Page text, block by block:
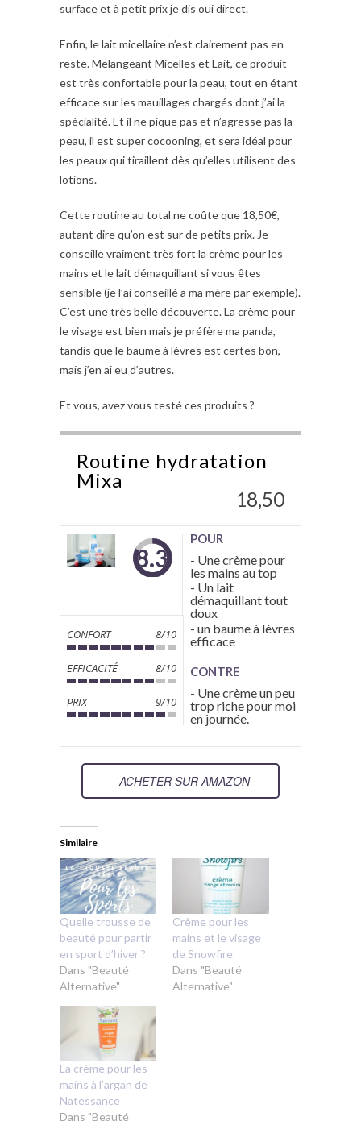
surface et à petit prix je dis oui direct.
Enfin, le lait micellaire n’est clairement pas en
reste. Melangeant Micelles et Lait, ce produit
est très confortable pour la peau, tout en étant
efficace sur les mauillages chargés dont j’ai la
spécialité. Et il ne pique pas et n’agresse pas la
peau, il est super cocooning, et sera idéal pour
les peaux qui tiraillent dès qu’elles utilisent des
lotions.
Cette routine au total ne coûte que 18,50€,
autant dire qu’on est sur de petits prix. Je
conseille vraiment très fort la crème pour les
mains et le lait démaquillant si vous êtes
sensible (je l’ai conseillé a ma mère par exemple).
C’est une très belle découverte. La crème pour
le visage est bien mais je préfère ma panda,
tandis que le baume à lèvres est certes bon,
mais j’en ai eu d’autres.
Et vous, avez vous testé ces produits ?
Routine hydratation
Mixa
18,50
8.3
CONFORT 8/10
EFFICACITÉ 8/10
PRIX 9/10
POUR
- Une crème pour
les mains au top
- Un lait
démaquillant tout
doux
- un baume à lèvres
efficace
CONTRE
- Une crème un peu
trop riche pour moi
en journée.
ACHETER SUR AMAZON
Similaire
Quelle trousse de
beauté pour partir
en sport d’hiver ?
Dans "Beauté
Alternative"
Crème pour les
mains et le visage
de Snowfire
Dans "Beauté
Alternative"
La crème pour les
mains à l’argan de
Natessance
Dans "Beauté